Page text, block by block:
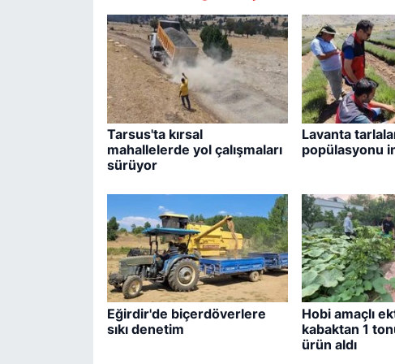
Tarsus'ta kırsal
mahallelerde yol çalışmaları
sürüyor
Lavanta
popülasyonu
Eğirdir'de biçerdöverlere
sıkı denetim
Hobi amaçlı
kabaktan 1
ürün aldı